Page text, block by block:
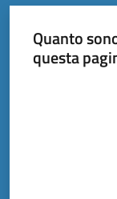
Quanto
questa